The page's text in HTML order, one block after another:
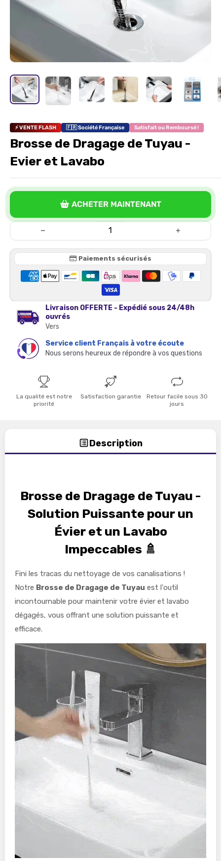
⚡ VENTE FLASH 🇫🇷 Société Française Satisfait ou Remboursé !
Brosse de Dragage de Tuyau -
Evier et Lavabo
ACHETER MAINTENANT
Paiements sécurisés
Livraison OFFERTE - Expédié sous 24/48h
ouvrés
Vers
Service client Français à votre écoute
Nous serons heureux de répondre à vos questions
La qualité est notre
priorité
Satisfaction garantie
Retour facile sous 30
jours
Description
Brosse de Dragage de Tuyau -
Solution Puissante pour un
Évier et un Lavabo
Impeccables 🚿
Fini les tracas du nettoyage de vos canalisations !
Notre Brosse de Dragage de Tuyau est l'outil
incontournable pour maintenir votre évier et lavabo
dégagés, vous offrant une solution puissante et
efficace.